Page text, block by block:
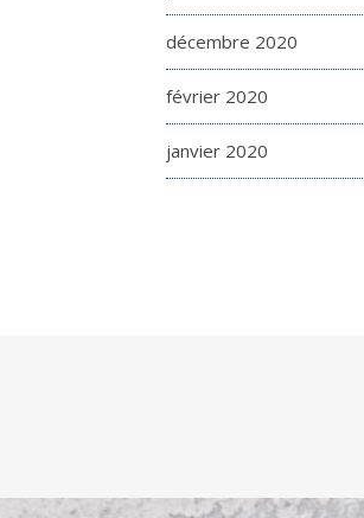
décembre 2020
février 2020
janvier 2020